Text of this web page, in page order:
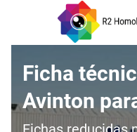
Ficha
Avinton